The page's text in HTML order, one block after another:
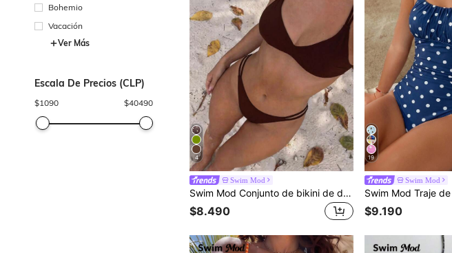
Bohemio
Vacación
Ver Más
Escala De Precios (CLP)
$1090 $40490
4
Swim Mod
Swim Mod Conjunto de bikini de doble tirante de unicolor para mujer, primavera/verano
$8.490
19
Swim Mod
$9.190